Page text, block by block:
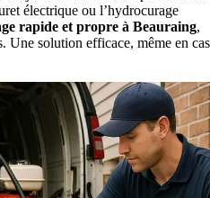
électrique ou l’hydrocurage
rapide et propre à Beauraing,
Une solution efficace, même en cas